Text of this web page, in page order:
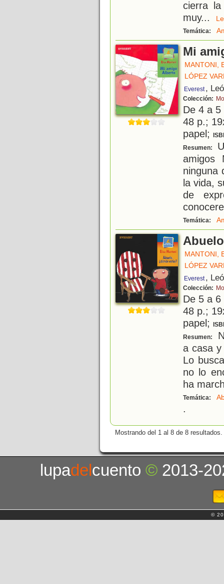
cierra
muy...
Temática:
Mi
MANTONI,
LÓPEZ
Everest ,
Colección:
De 4 a
48 p.;
papel;
Resumen:
amigos
ninguna
la vida,
de
Temática:
MANTONI,
LÓPEZ
Everest ,
Colección:
De 5 a
48 p.;
papel;
Resumen:
a casa
Lo
no lo
ha
Temática:
.
Mostrando del 1 al 8 de 8 resultados.
lupadelcuento© 2013-
©